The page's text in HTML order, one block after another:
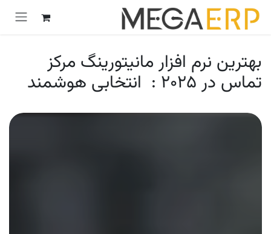
پرش به محتوا
بهترین نرم افزار مانیتورینگ مرکز
تماس در ۲۰۲۵ : انتخابی هوشمند